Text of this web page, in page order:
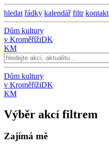
hledat řádky kalendář filtr kontakt
Dům kultury
v KroměřížiDK
KM
Dům kultury
v KroměřížiDK
KM
Výběr akcí filtrem
Zajímá mě